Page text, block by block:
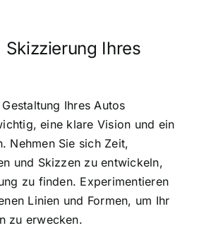
Skizzierung Ihres
Ihres Autos
eine klare Vision und ein
Nehmen Sie sich Zeit,
und Skizzen zu entwickeln,
zu finden. Experimentieren
Linien und Formen, um Ihr
zu erwecken.